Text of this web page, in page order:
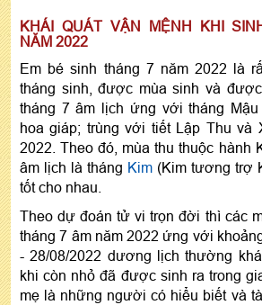
KHÁI QUÁT VẬN MỆNH KHI
NĂM 2022
Em bé sinh tháng 7 năm 2022 là
tháng sinh, được mùa sinh và
tháng 7 âm lịch ứng với tháng
hoa giáp; trùng với tiết Lập Thu và
2022. Theo đó, mùa thu thuộc hành
âm lịch là tháng Kim (Kim tương trợ
tốt cho nhau.
Theo dự đoán tử vi trọn đời thì các
tháng 7 âm năm 2022 ứng với
- 28/08/2022 dương lịch thường
khi còn nhỏ đã được sinh ra trong
mẹ là những người có hiểu biết và